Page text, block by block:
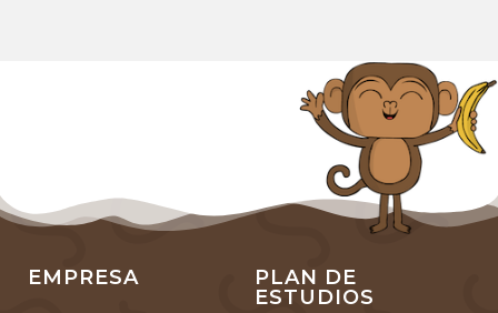
EMPRESA
PLAN DE
ESTUDIOS